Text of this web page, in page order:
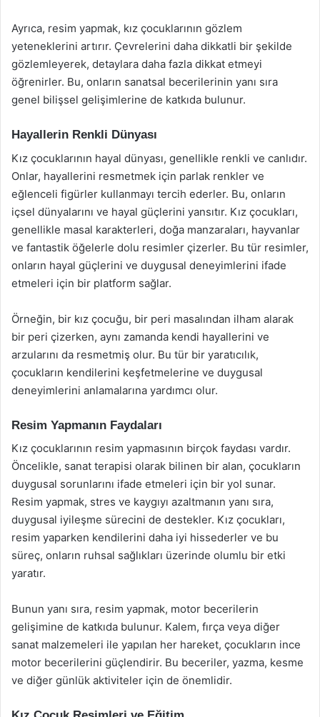
Ayrıca, resim yapmak, kız çocuklarının gözlem
yeteneklerini artırır. Çevrelerini daha dikkatli bir şekilde
gözlemleyerek, detaylara daha fazla dikkat etmeyi
öğrenirler. Bu, onların sanatsal becerilerinin yanı sıra
genel bilişsel gelişimlerine de katkıda bulunur.
Hayallerin Renkli Dünyası
Kız çocuklarının hayal dünyası, genellikle renkli ve canlıdır.
Onlar, hayallerini resmetmek için parlak renkler ve
eğlenceli figürler kullanmayı tercih ederler. Bu, onların
içsel dünyalarını ve hayal güçlerini yansıtır. Kız çocukları,
genellikle masal karakterleri, doğa manzaraları, hayvanlar
ve fantastik öğelerle dolu resimler çizerler. Bu tür resimler,
onların hayal güçlerini ve duygusal deneyimlerini ifade
etmeleri için bir platform sağlar.
Örneğin, bir kız çocuğu, bir peri masalından ilham alarak
bir peri çizerken, aynı zamanda kendi hayallerini ve
arzularını da resmetmiş olur. Bu tür bir yaratıcılık,
çocukların kendilerini keşfetmelerine ve duygusal
deneyimlerini anlamalarına yardımcı olur.
Resim Yapmanın Faydaları
Kız çocuklarının resim yapmasının birçok faydası vardır.
Öncelikle, sanat terapisi olarak bilinen bir alan, çocukların
duygusal sorunlarını ifade etmeleri için bir yol sunar.
Resim yapmak, stres ve kaygıyı azaltmanın yanı sıra,
duygusal iyileşme sürecini de destekler. Kız çocukları,
resim yaparken kendilerini daha iyi hissederler ve bu
süreç, onların ruhsal sağlıkları üzerinde olumlu bir etki
yaratır.
Bunun yanı sıra, resim yapmak, motor becerilerin
gelişimine de katkıda bulunur. Kalem, fırça veya diğer
sanat malzemeleri ile yapılan her hareket, çocukların ince
motor becerilerini güçlendirir. Bu beceriler, yazma, kesme
ve diğer günlük aktiviteler için de önemlidir.